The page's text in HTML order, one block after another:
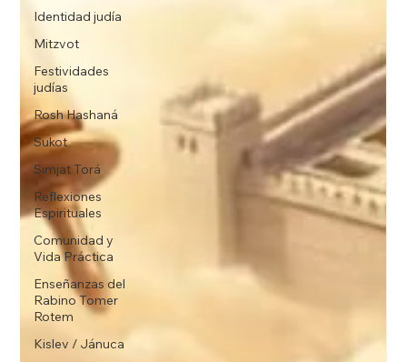
Identidad judía
Mitzvot
Festividades
judías
Rosh Hashaná
Sukot
Simjat Torá
Reflexiones
Espirituales
Comunidad y
Vida Práctica
Enseñanzas del
Rabino Tomer
Rotem
Kislev / Jánuca